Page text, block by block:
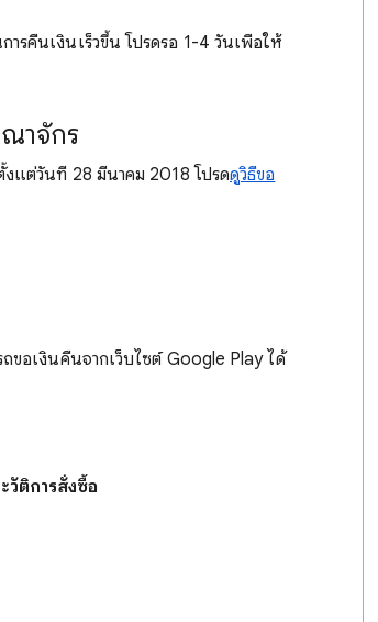
ารคืนเงินเร็วขึ้น โปรดรอ 1-4 วันเพื่อให้
าจักร
แต่วันที่ 28 มีนาคม 2018 โปรดดูวิธีขอ
ขอเงินคืนจากเว็บไซต์ Google Play ได้
ติการสั่งซื้อ